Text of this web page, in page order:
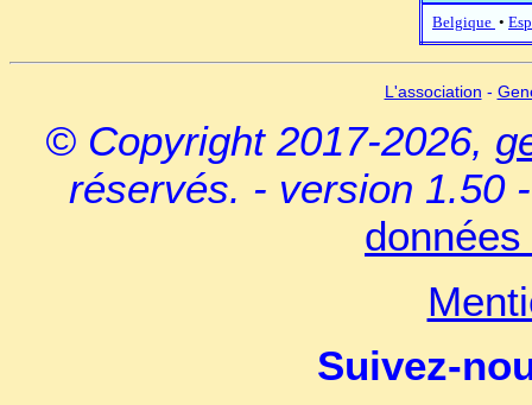
Belgique •
L'association -
© Copyright 2017-2026,
réservés. - version 1.50
Suivez-